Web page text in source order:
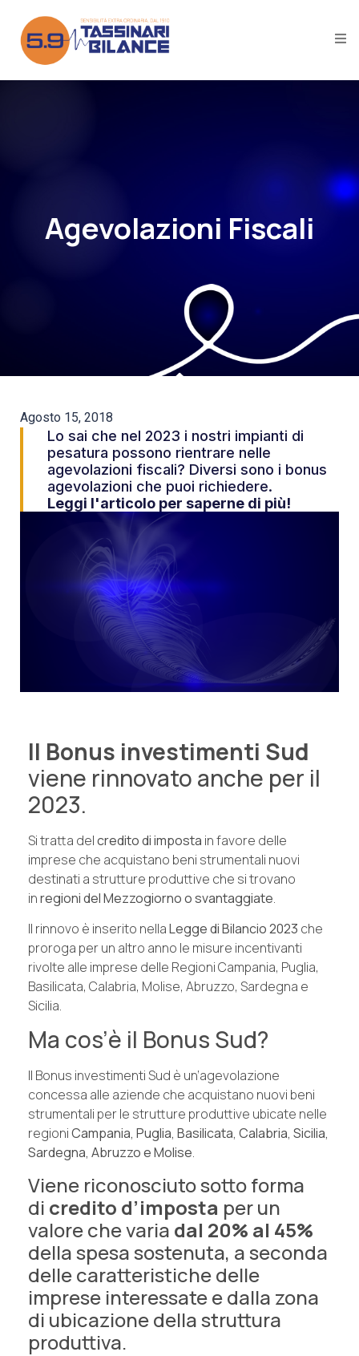
Agevolazioni Fiscali
Agosto 15, 2018
Lo sai che nel 2023 i nostri impianti di
pesatura possono rientrare nelle
agevolazioni fiscali? Diversi sono i bonus
agevolazioni che puoi richiedere.
Leggi l'articolo per saperne di più!
Il Bonus investimenti Sud
viene rinnovato anche per il
2023.
Si tratta delcredito di imposta in favore delle
imprese che acquistano beni strumentali nuovi
destinati a strutture produttive che si trovano
inregioni del Mezzogiorno o svantaggiate.
Il rinnovo è inserito nellaLegge di Bilancio 2023 che
proroga per un altro anno le misure incentivanti
rivolte alle imprese delle Regioni Campania, Puglia,
Basilicata, Calabria, Molise, Abruzzo, Sardegna e
Sicilia.
Ma cos’è il Bonus Sud?
Il Bonus investimenti Sud è un’agevolazione
concessa alle aziende che acquistano nuovi beni
strumentali per le strutture produttive ubicate nelle
regioniCampania, Puglia, Basilicata, Calabria, Sicilia,
Sardegna, Abruzzo e Molise.
Viene riconosciuto sotto forma
di credito d’imposta per un
valore che varia dal 20% al 45%
della spesa sostenuta, a seconda
delle caratteristiche delle
imprese interessate e dalla zona
di ubicazione della struttura
produttiva.